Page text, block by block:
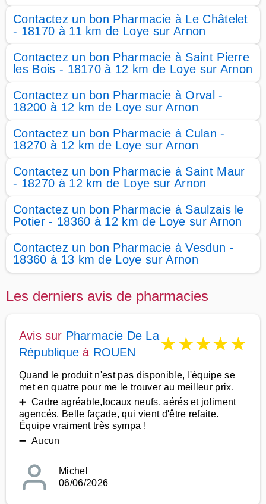
Contactez un bon Pharmacie à Le Châtelet
- 18170 à 11 km de Loye sur Arnon
Contactez un bon Pharmacie à Saint Pierre
les Bois - 18170 à 12 km de Loye sur Arnon
Contactez un bon Pharmacie à Orval -
18200 à 12 km de Loye sur Arnon
Contactez un bon Pharmacie à Culan -
18270 à 12 km de Loye sur Arnon
Contactez un bon Pharmacie à Saint Maur
- 18270 à 12 km de Loye sur Arnon
Contactez un bon Pharmacie à Saulzais le
Potier - 18360 à 12 km de Loye sur Arnon
Contactez un bon Pharmacie à Vesdun -
18360 à 13 km de Loye sur Arnon
Les derniers avis de pharmacies
Avis sur Pharmacie De La
République à ROUEN ★★★★★
Quand le produit n'est pas disponible, l'équipe se
met en quatre pour me le trouver au meilleur prix.
➕ Cadre agréable,locaux neufs, aérés et joliment
agencés. Belle façade, qui vient d'être refaite.
Équipe vraiment très sympa !
➖ Aucun
Michel
06/06/2026